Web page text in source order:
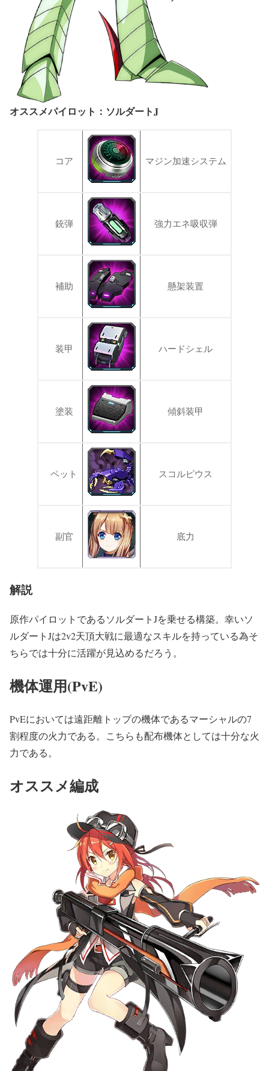
オススメパイロット：ソルダートJ
コア マジン加速システム
銃弾 強力エネ吸収弾
補助 懸架装置
装甲 ハードシェル
塗装 傾斜装甲
ペット スコルピウス
副官 底力
解説
原作パイロットであるソルダートJを乗せる構築。幸いソ
ルダートJは2v2天頂大戦に最適なスキルを持っている為そ
ちらでは十分に活躍が見込めるだろう。
機体運用(PvE)
PvEにおいては遠距離トップの機体であるマーシャルの7
割程度の火力である。こちらも配布機体としては十分な火
力である。
オススメ編成